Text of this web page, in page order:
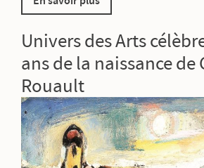
Univers des Arts
ans de la naissance de
Rouault